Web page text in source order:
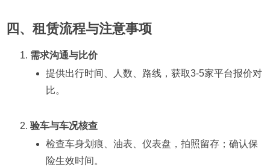
四、租赁流程与注意事项
需求沟通与比价
提供出行时间、人数、路线，获取3-5家平台报价对
比。
验车与车况核查
检查车身划痕、油表、仪表盘，拍照留存；确认保
险生效时间。